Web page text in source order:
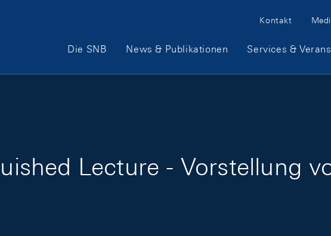
Meta Navigation
Kontakt
Hauptnavigation
Die SNB News & Publikationen Services &
Lecture - Vorstellung